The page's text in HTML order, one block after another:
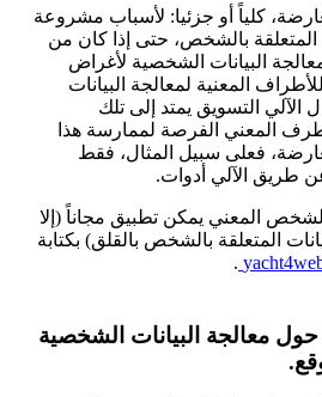
كلياً أو جزئيا: لأسباب مشروعة
المتعلقة بالشخص، حتى إذا كان من
البيانات الشخصية لأغراض
المعنية لمعالجة البيانات
الآلي التسويق يمتد إلى تلك
المعني الفرصة لممارسة هذا
فعلى سبيل المثال، فقط
طريق الآلي أدوات.
المعني يمكن تطبيق مجاناً (إلا
المتعلقة بالشخص بالقلق) بكتابة
.
معالجة البيانات الشخصية